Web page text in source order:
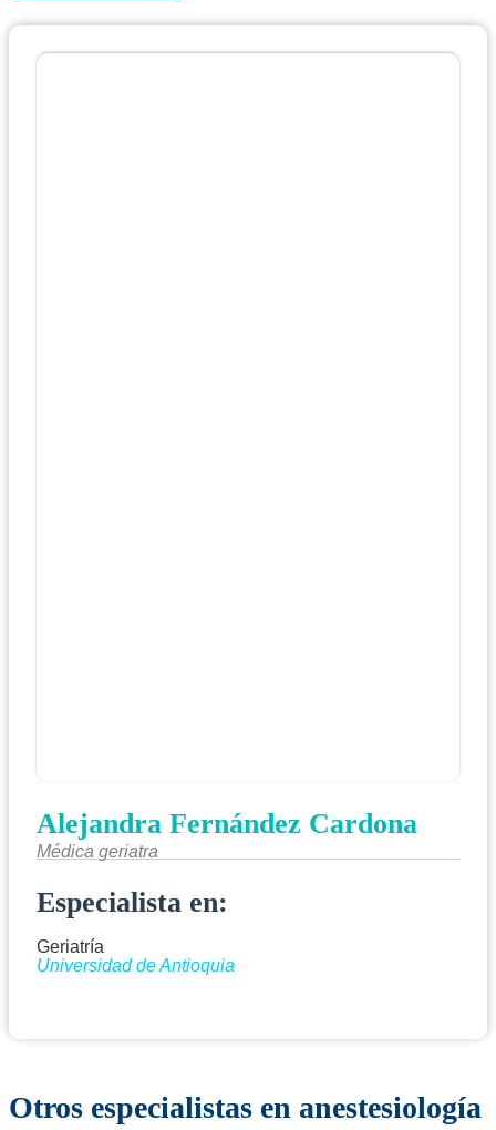
Alejandra Fernández Cardona
Médica geriatra
Especialista en:
Geriatría
Universidad de Antioquia
Otros especialistas en anestesiología